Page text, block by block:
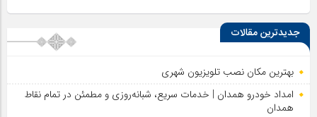
جدیدترین مقالات
بهترین مکان نصب تلویزیون شهری
امداد خودرو همدان | خدمات سریع، شبانه‌روزی و مطمئن در تمام نقاط
همدان